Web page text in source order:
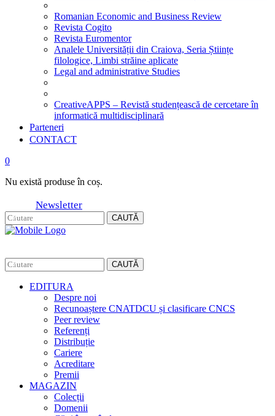
Romanian Economic and Business Review
Revista Cogito
Revista Euromentor
Analele Universității din Craiova, Seria Științe
filologice, Limbi străine aplicate
Legal and administrative Studies
CreativeAPPS – Revistă studențească de cercetare în
informatică multidisciplinară
Parteneri
CONTACT
0
Nu există produse în coș.
Newsletter
CAUTĂ
CAUTĂ
EDITURA
Despre noi
Recunoaștere CNATDCU și clasificare CNCS
Peer review
Referenți
Distribuție
Cariere
Acreditare
Premii
MAGAZIN
Colecții
Domenii